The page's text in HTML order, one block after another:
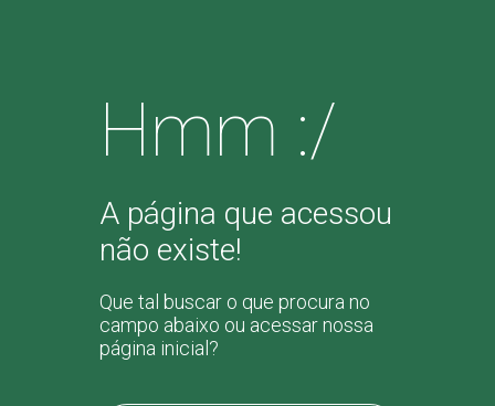
Hmm :/
A página que acessou
não existe!
Que tal buscar o que procura no
campo abaixo ou acessar nossa
página inicial?